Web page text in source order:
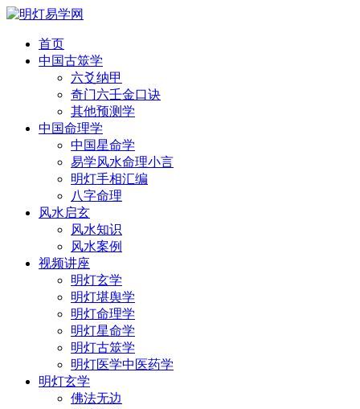
首页
中国古筮学
六爻纳甲
奇门六壬金口诀
其他预测学
中国命理学
中国星命学
易学风水命理小言
明灯手相汇编
八字命理
风水启玄
风水知识
风水案例
视频讲座
明灯玄学
明灯堪舆学
明灯命理学
明灯星命学
明灯古筮学
明灯医学中医药学
明灯玄学
佛法无边